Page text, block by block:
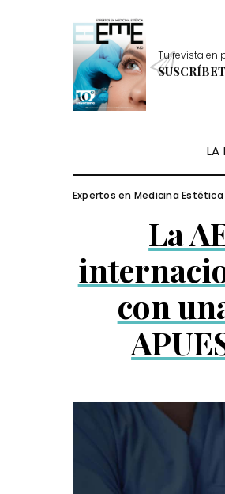
Tu revista en
LA
Expertos en Medicina Estética
La
con